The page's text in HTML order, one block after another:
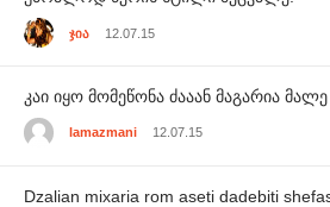
ჯია 12.07.15
კაი იყო მომეწონა ძააან მაგარია
lamazmani 12.07.15
Dzalian mixaria rom aseti dadebiti